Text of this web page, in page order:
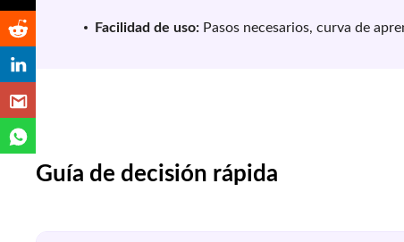
Facilidad de uso: Pasos necesarios, curva de
Guía de decisión rápida